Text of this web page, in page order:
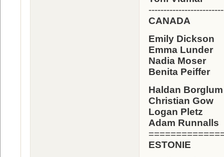
CANADA
Emily Dickson
Emma Lunder
Nadia Moser
Benita Peiffer
Haldan Borglum
Christian Gow
Logan Pletz
Adam Runnalls
ESTONIE